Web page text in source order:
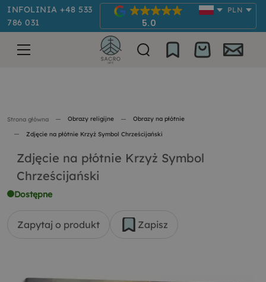
INFOLINIA +48 533
786 031
5.0
PLN
Strona główna Obrazy religijne Obrazy na płótnie
Zdjęcie na płótnie Krzyż Symbol Chrześcijański
Zdjęcie na płótnie Krzyż Symbol
Chrześcijański
Dostępne
Zapytaj o produkt Zapisz